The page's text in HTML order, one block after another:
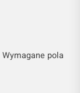
Wymagane pola